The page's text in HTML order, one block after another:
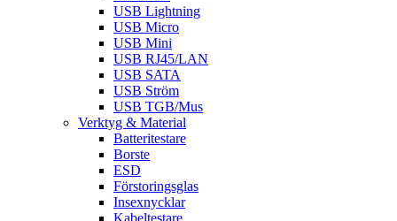
USB Lightning
USB Micro
USB Mini
USB RJ45/LAN
USB SATA
USB Ström
USB TGB/Mus
Verktyg & Material
Batteritestare
Borste
ESD
Förstoringsglas
Insexnycklar
Kabeltestare